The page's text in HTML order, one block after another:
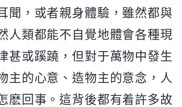
聞，或者親身體驗，雖然都與
人類都能不自覺地體會各種現
甚或蹊蹺，但對于萬物中發生
主的心意、造物主的意念，人
麽回事。這背後都有着許多故